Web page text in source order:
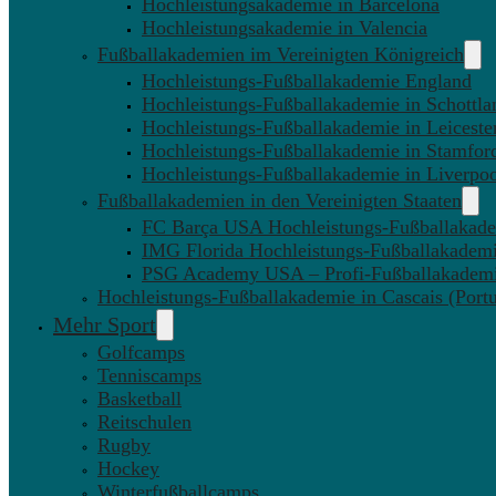
Hochleistungsakademie in Valencia
Fußballakademien im Vereinigten Königreich
Hochleistungs-Fußballakademie England
Hochleistungs-Fußballakademie in
Hochleistungs-Fußballakademie in
Hochleistungs-Fußballakademie in
Hochleistungs-Fußballakademie in
Fußballakademien in den Vereinigten Staaten
FC Barça USA Hochleistungs-
IMG Florida Hochleistungs-
PSG Academy USA – Profi-
Hochleistungs-Fußballakademie in Cascais
Mehr Sport
Golfcamps
Tenniscamps
Basketball
Reitschulen
Rugby
Hockey
Winterfußballcamps